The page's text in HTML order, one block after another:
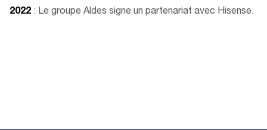
2022 : Le groupe Aldes signe un partenariat avec Hisense.